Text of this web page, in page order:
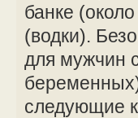
банке
(водки).
для мужчин
следующие